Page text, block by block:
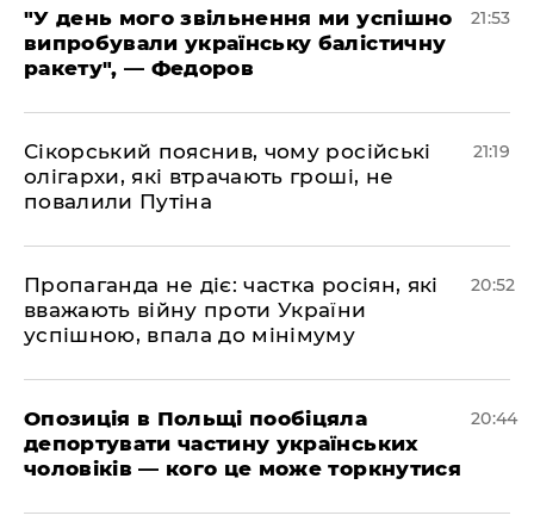
​"У день мого звільнення ми успішно
випробували українську балістичну
ракету", — Федоров
21:53
​Сікорський пояснив, чому російські
олігархи, які втрачають гроші, не
повалили Путіна
21:19
​Пропаганда не діє: частка росіян, які
вважають війну проти України
успішною, впала до мінімуму
20:52
​Опозиція в Польщі пообіцяла
депортувати частину українських
чоловіків — кого це може торкнутися
20:44